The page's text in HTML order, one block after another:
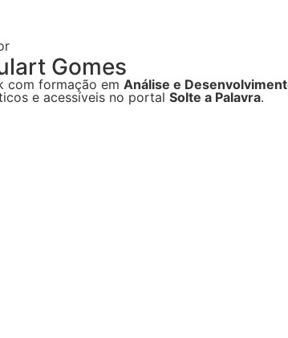
Gomes
com formação em Análise e
e acessíveis no portal Solte a Palavra.